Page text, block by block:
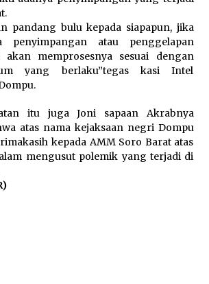
pandang bulu kepada siapapun, jika
penyimpangan atau penggelapan
akan memprosesnya sesuai dengan
yang berlaku”tegas kasi Intel
itu juga Joni sapaan Akrabnya
atas nama kejaksaan negri Dompu
kepada AMM Soro Barat atas
mengusut polemik yang terjadi di